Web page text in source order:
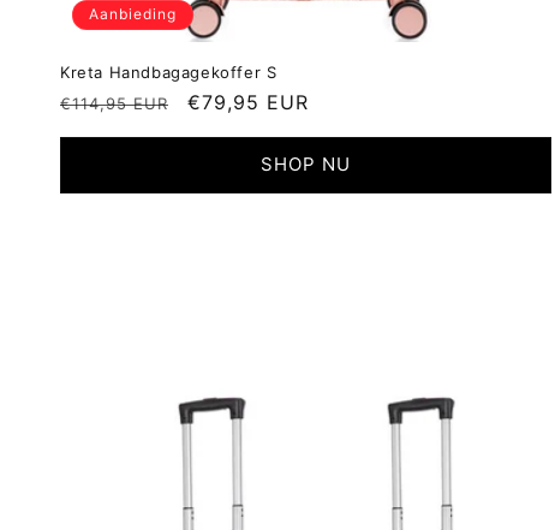
Aanbieding
Kreta Handbagagekoffer S
Normale
€114,95 EUR Aanbiedingsprijs
€79,95 EUR
SHOP NU